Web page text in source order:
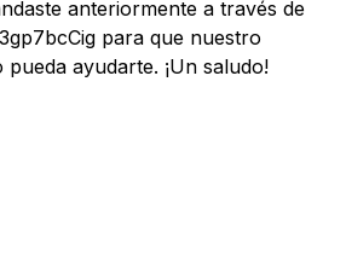
anteriormente a través de
para que nuestro
ayudarte. ¡Un saludo!